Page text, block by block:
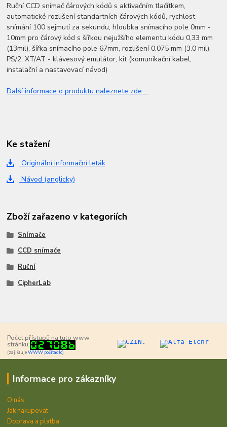
Ruční CCD snímač čárových kódů s aktivačním tlačítkem,
automatické rozlišení standartních čárových kódů, rychlost
snímání 100 sejmutí za sekundu, hloubka snímacího pole 0mm -
10mm pro čárový kód s šířkou nejužšího elementu kódu 0,33 mm
(13mil), šířka snímacího pole 67mm, rozlišení 0.075 mm (3.0 mil),
PS/2, XT/AT - klávesový emulátor, kit (komunikační kabel,
instalační a nastavovací návod)
Další informace o produktu naleznete zde ....
Ke stažení
Originální informační leták
Návod (anglicky)
Zboží zařazeno v kategoriích
Snímače
CCD snímače
Ruční
CipherLab
Počet přístupů na tuto www
stránku:
(zajišťujeWWW počítadlo)
Informace pro zákazníky
O nás
Jak nakupovat
Doprava a platba